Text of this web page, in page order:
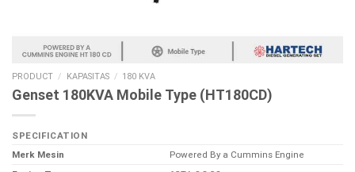
PRODUCT / KAPASITAS / 180 KVA
Genset 180KVA Mobile Type (HT180CD)
SPECIFICATION
Merk Mesin
Powered By a Cummins Engine